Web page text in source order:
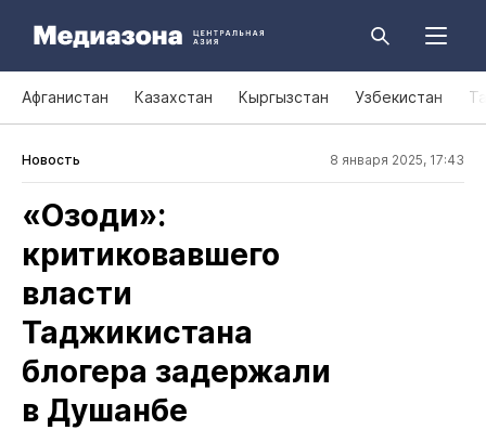
Афганистан Казахстан Кыргызстан Узбекистан
Новость 8 января 2025, 17:43
«Озоди»:
критиковавшего
власти
Таджикистана
блогера задержали
в Душанбе